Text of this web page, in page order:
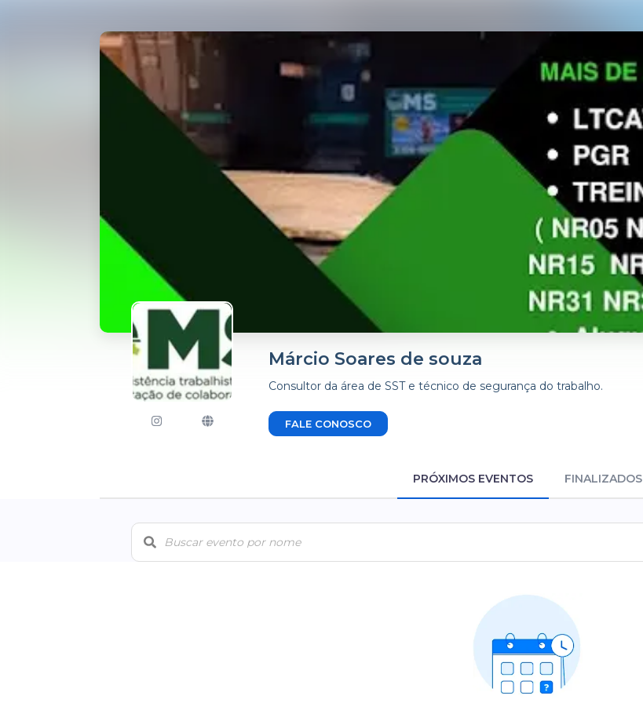
Márcio Soares de souza
Consultor da área de SST e técnico de segurança do trabalho.
FALE CONOSCO
PRÓXIMOS EVENTOS FINALIZADOS